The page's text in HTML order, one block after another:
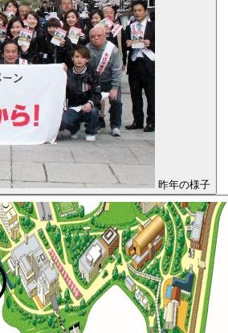
昨年の様子